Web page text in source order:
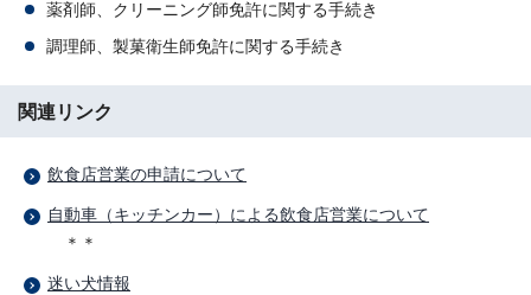
薬剤師、クリーニング師免許に関する手続き
調理師、製菓衛生師免許に関する手続き
関連リンク
飲食店営業の申請について
自動車（キッチンカー）による飲食店営業について
＊＊
迷い犬情報